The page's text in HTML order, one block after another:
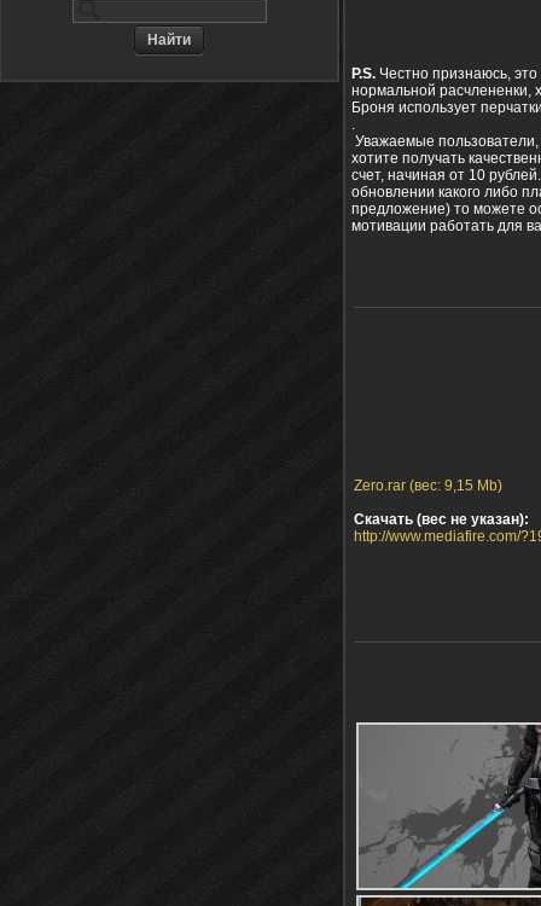
P.S. Честно признаюсь,
нормальной расчлененки,
Броня использует
.
Уважаемые
хотите получать
счет, начиная от 10
обновлении какого либо
предложение) то можете
мотивации работать для
Zero.rar (вес: 9,15 Mb)
Скачать (вес не указан):
http://www.mediafire.com/